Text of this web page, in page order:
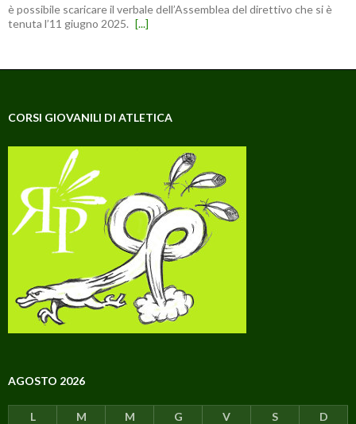
è possibile scaricare il verbale dell’Assemblea del direttivo che si è
tenuta l’11 giugno 2025. [...]
CORSI GIOVANILI DI ATLETICA
AGOSTO 2026
L M M G V S
D